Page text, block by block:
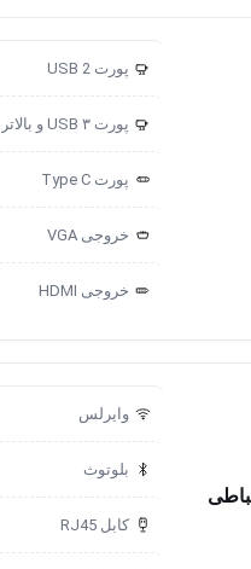
2.0 پورت USB 2
3.0 پورت USB ۳ و ‌‌بالاتر
پورت ‌‌Type C
خروجی ‌VGA
خروجی HDMI
وایرلس
بلوتوث
کابل RJ45